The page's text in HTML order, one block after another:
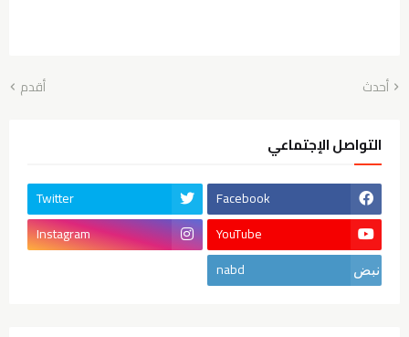
أحدث أقدم
التواصل الإجتماعي
Facebook
Twitter
YouTube
Instagram
nabd